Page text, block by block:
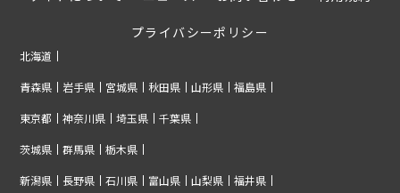
プライバシーポリシー
北海道
青森県 岩手県 宮城県 秋田県 山形県 福島県
東京都 神奈川県 埼玉県 千葉県
茨城県 群馬県 栃木県
新潟県 長野県 石川県 富山県 山梨県 福井県